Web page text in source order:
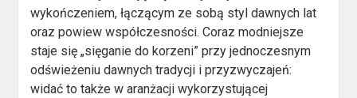
wykończeniem, łączącym ze sobą styl dawnych lat
oraz powiew współczesności. Coraz modniejsze
staje się „sięganie do korzeni” przy jednoczesnym
odświeżeniu dawnych tradycji i przyzwyczajeń:
widać to także w aranżacji wykorzystującej